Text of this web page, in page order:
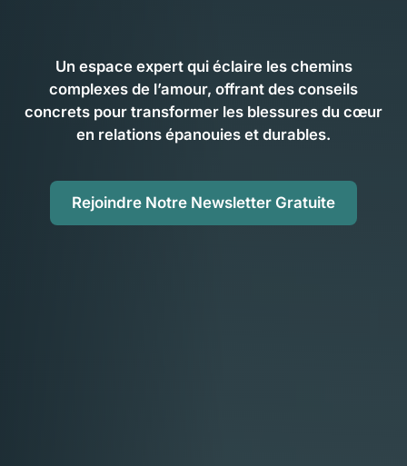
Un espace expert qui éclaire les chemins
complexes de l’amour, offrant des conseils
concrets pour transformer les blessures du cœur
en relations épanouies et durables.
Rejoindre Notre Newsletter Gratuite